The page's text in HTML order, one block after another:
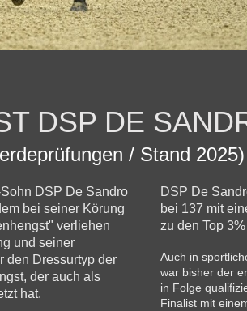
DSP DE
/ Stand 2025)
DSP De Sandro
bei seiner Körung
verliehen
und seiner
den Dressurtyp der
der auch als
hat.
DSP De
bei 137 mit
zu den Top
Auch in
war bisher der
in Folge
Finalist mit